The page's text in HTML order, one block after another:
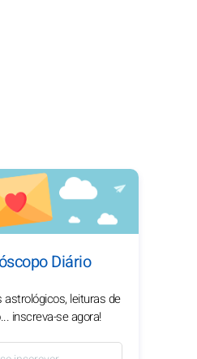
Diário
astrológicos, leituras de
inscreva-se agora!